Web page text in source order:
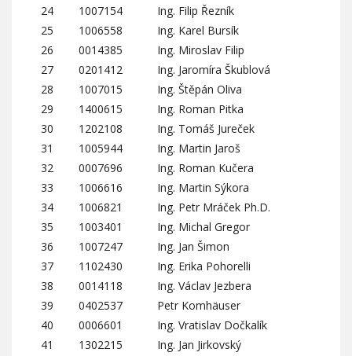
24
1007154
Ing. Filip Řezník
25
1006558
Ing. Karel Bursík
26
0014385
Ing. Miroslav Filip
27
0201412
Ing. Jaromíra Škublová
28
1007015
Ing. Štěpán Oliva
29
1400615
Ing. Roman Pitka
30
1202108
Ing. Tomáš Jureček
31
1005944
Ing. Martin Jaroš
32
0007696
Ing. Roman Kučera
33
1006616
Ing. Martin Sýkora
34
1006821
Ing. Petr Mráček Ph.D.
35
1003401
Ing. Michal Gregor
36
1007247
Ing. Jan Šimon
37
1102430
Ing. Erika Pohorelli
38
0014118
Ing. Václav Jezbera
39
0402537
Petr Komhäuser
40
0006601
Ing. Vratislav Dočkalík
41
1302215
Ing. Jan Jirkovský